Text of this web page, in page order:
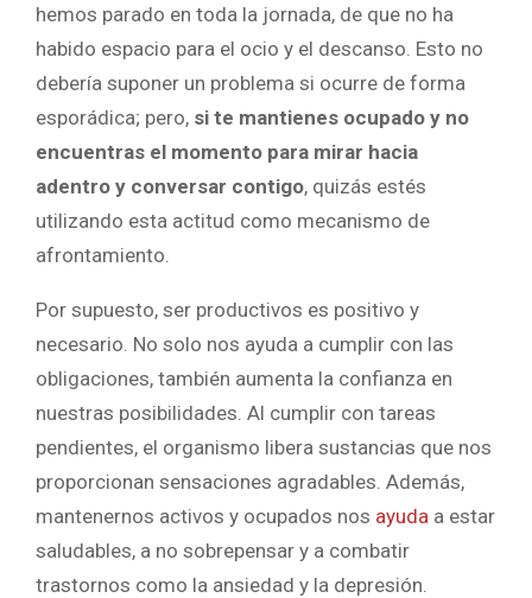
hemos parado en toda la jornada, de que no ha
habido espacio para el ocio y el descanso. Esto no
debería suponer un problema si ocurre de forma
esporádica; pero, si te mantienes ocupado y no
encuentras el momento para mirar hacia
adentro y conversar contigo, quizás estés
utilizando esta actitud como mecanismo de
afrontamiento.
Por supuesto, ser productivos es positivo y
necesario. No solo nos ayuda a cumplir con las
obligaciones, también aumenta la confianza en
nuestras posibilidades. Al cumplir con tareas
pendientes, el organismo libera sustancias que nos
proporcionan sensaciones agradables. Además,
mantenernos activos y ocupados nos ayuda a estar
saludables, a no sobrepensar y a combatir
trastornos como la ansiedad y la depresión.